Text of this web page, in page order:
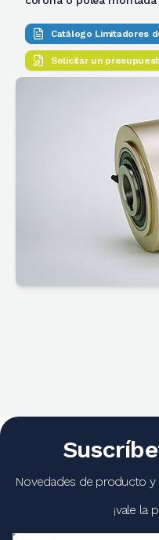
Catálogo Limitadores
Solicitar un
Novedades de producto y
¡vale la